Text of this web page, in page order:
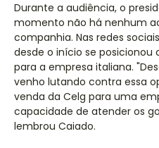
Durante a audiência, o
momento não há nenhum
companhia. Nas redes
desde o início se posicionou
para a empresa italiana.
venho lutando contra essa
venda da Celg para uma
capacidade de atender os
lembrou Caiado.